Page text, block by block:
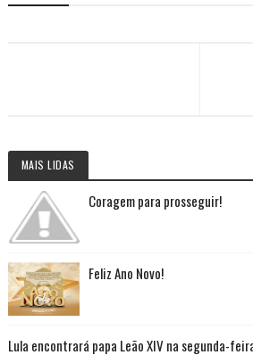
MAIS LIDAS
Coragem para prosseguir!
Feliz Ano Novo!
Lula encontrará papa Leão XIV na segunda-